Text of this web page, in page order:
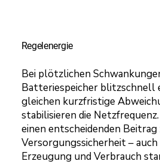
Regelenergie
Bei plötzlichen
Batteriespeicher blitzschnell
gleichen kurzfristige
stabilisieren die
einen entscheidenden Beitrag
Versorgungssicherheit – auch
Erzeugung und Verbrauch